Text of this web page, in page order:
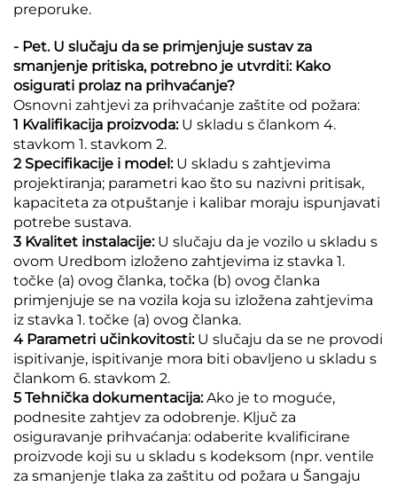
preporuke.
- Pet. U slučaju da se primjenjuje sustav za
smanjenje pritiska, potrebno je utvrditi: Kako
osigurati prolaz na prihvaćanje?
Osnovni zahtjevi za prihvaćanje zaštite od požara:
1 Kvalifikacija proizvoda: U skladu s člankom 4.
stavkom 1. stavkom 2.
2 Specifikacije i model: U skladu s zahtjevima
projektiranja; parametri kao što su nazivni pritisak,
kapaciteta za otpuštanje i kalibar moraju ispunjavati
potrebe sustava.
3 Kvalitet instalacije: U slučaju da je vozilo u skladu s
ovom Uredbom izloženo zahtjevima iz stavka 1.
točke (a) ovog članka, točka (b) ovog članka
primjenjuje se na vozila koja su izložena zahtjevima
iz stavka 1. točke (a) ovog članka.
4 Parametri učinkovitosti: U slučaju da se ne provodi
ispitivanje, ispitivanje mora biti obavljeno u skladu s
člankom 6. stavkom 2.
5 Tehnička dokumentacija:Ako je to moguće,
podnesite zahtjev za odobrenje. Ključ za
osiguravanje prihvaćanja: odaberite kvalificirane
proizvode koji su u skladu s kodeksom (npr. ventile
za smanjenje tlaka za zaštitu od požara u Šangaju